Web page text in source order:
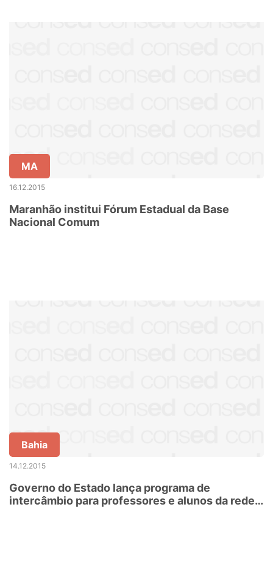
MA
16.12.2015
Maranhão institui Fórum Estadual da Base
Nacional Comum
Bahia
14.12.2015
Governo do Estado lança programa de
intercâmbio para professores e alunos da rede